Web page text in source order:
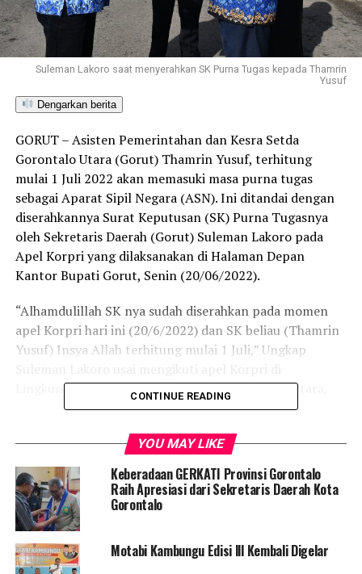
Suleman Lakoro saat menyerahkan SK Purna Tugas kepada Thamrin
Yusuf
Dengarkan berita
GORUT – Asisten Pemerintahan dan Kesra Setda
Gorontalo Utara (Gorut) Thamrin Yusuf, terhitung
mulai 1 Juli 2022 akan memasuki masa purna tugas
sebagai Aparat Sipil Negara (ASN). Ini ditandai dengan
diserahkannya Surat Keputusan (SK) Purna Tugasnya
oleh Sekretaris Daerah (Gorut) Suleman Lakoro pada
Apel Korpri yang dilaksanakan di Halaman Depan
Kantor Bupati Gorut, Senin (20/06/2022).
“Alhamdulillah SK nya sudah diserahkan pada momen
apel Korpri hari ini (20/6/2022) dan SK beliau (Thamrin
Yusuf) Insya Allah terhitung mulai 1 Juli,” Ungkap
Lingkungan pemerintah Kabupaten Gorontalo Utara,
pemerintah dan masyarakat sebagai ASN selama 32
tahun. Olehnya, mewakili pemkab Gorut Sekda Suleman
menyampaikan ucapan terimakasih banyak.
“Oleh karena itu tentunya kami pemerintah daerah
mengucapkan terimakasih atas dedikasinya beliau
selama kurang lebih 32 tahun mengabdi sebagai
CONTINUE READING
YOU MAY LIKE
Keberadaan GERKATI Provinsi Gorontalo
Raih Apresiasi dari Sekretaris Daerah Kota
Gorontalo
Motabi Kambungu Edisi lll Kembali Digelar